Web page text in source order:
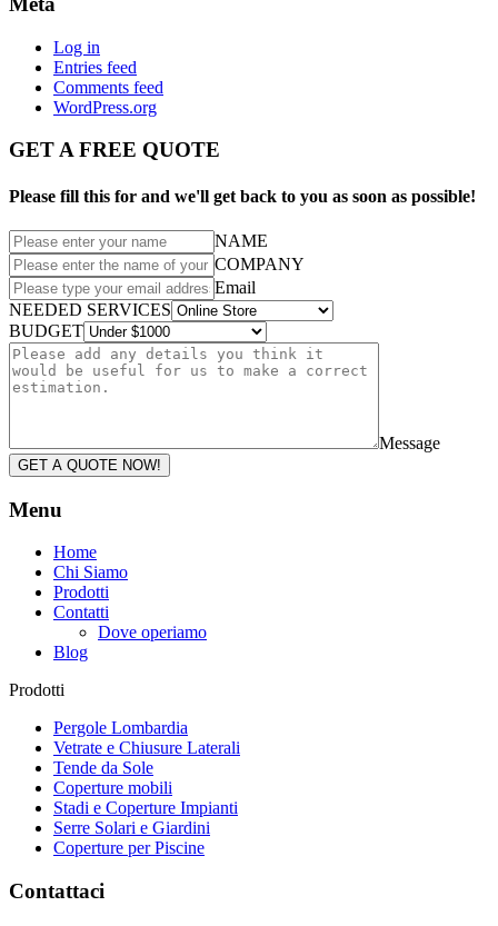
Log in
Entries feed
Comments feed
WordPress.org
GET A FREE QUOTE
Please fill this for and we'll get back to you as soon as possible!
NAME
COMPANY
Email
NEEDED SERVICES
BUDGET
Message
GET A QUOTE NOW!
Menu
Home
Chi Siamo
Prodotti
Contatti
Dove operiamo
Blog
Prodotti
Pergole Lombardia
Vetrate e Chiusure Laterali
Tende da Sole
Coperture mobili
Stadi e Coperture Impianti
Serre Solari e Giardini
Coperture per Piscine
Contattaci